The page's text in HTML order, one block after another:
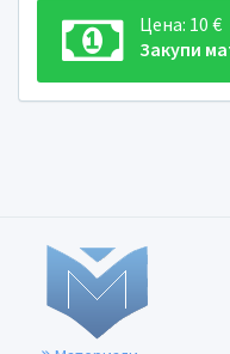
Цена: 10 €
Закупи